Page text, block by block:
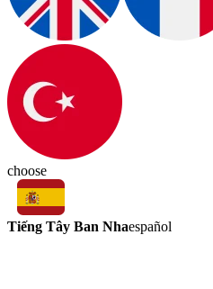
choose
Tiếng Tây Ban Nhaespañol